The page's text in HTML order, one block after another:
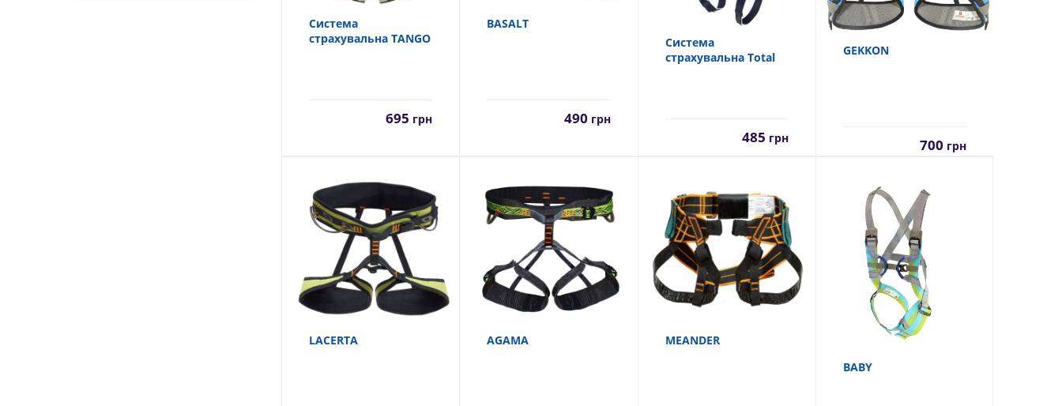
Система
страхувальна TANGO
695 грн
BASALT
490 грн
Система
страхувальна Total
485 грн
GEKKON
700 грн
LACERTA AGAMA
MEANDER
BABY